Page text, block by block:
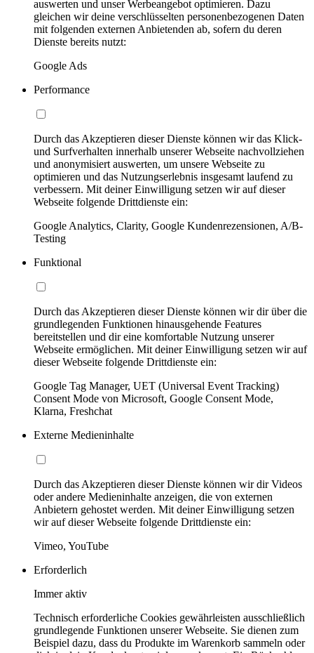
auswerten und unser Werbeangebot optimieren. Dazu
gleichen wir deine verschlüsselten personenbezogenen Daten
mit folgenden externen Anbietenden ab, sofern du deren
Dienste bereits nutzt:
Google Ads
Performance
Durch das Akzeptieren dieser Dienste können wir das Klick-
und Surfverhalten innerhalb unserer Webseite nachvollziehen
und anonymisiert auswerten, um unsere Webseite zu
optimieren und das Nutzungserlebnis insgesamt laufend zu
verbessern. Mit deiner Einwilligung setzen wir auf dieser
Webseite folgende Drittdienste ein:
Google Analytics, Clarity, Google Kundenrezensionen, A/B-
Testing
Funktional
Durch das Akzeptieren dieser Dienste können wir dir über die
grundlegenden Funktionen hinausgehende Features
bereitstellen und dir eine komfortable Nutzung unserer
Webseite ermöglichen. Mit deiner Einwilligung setzen wir auf
dieser Webseite folgende Drittdienste ein:
Google Tag Manager, UET (Universal Event Tracking)
Consent Mode von Microsoft, Google Consent Mode,
Klarna, Freshchat
Externe Medieninhalte
Durch das Akzeptieren dieser Dienste können wir dir Videos
oder andere Medieninhalte anzeigen, die von externen
Anbietern gehostet werden. Mit deiner Einwilligung setzen
wir auf dieser Webseite folgende Drittdienste ein:
Vimeo, YouTube
Erforderlich
Immer aktiv
Technisch erforderliche Cookies gewährleisten ausschließlich
grundlegende Funktionen unserer Webseite. Sie dienen zum
Beispiel dazu, dass du Produkte im Warenkorb sammeln oder